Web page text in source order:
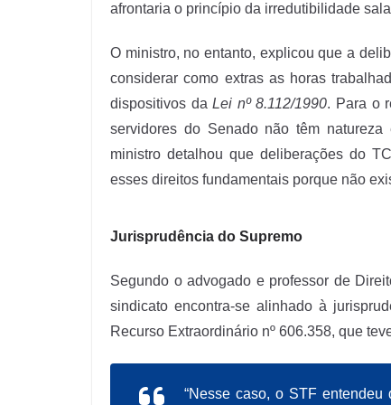
afrontaria o princípio da irredutibilidade
O ministro, no entanto, explicou que a
considerar como extras as horas
dispositivos daLei nº 8.112/1990. Para o
servidores do Senado não têm
ministro detalhou que deliberações do
esses direitos fundamentais porque não
Jurisprudência do Supremo
Segundo o advogado e professor de
sindicato encontra-se alinhado à
Recurso Extraordinário nº 606.358, que
“Nesse caso, o STF